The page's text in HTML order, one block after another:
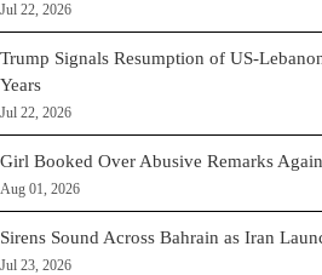
Jul 22, 2026
Trump Signals Resumption of US-
Years
Jul 22, 2026
Girl Booked Over Abusive Remarks
Aug 01, 2026
Sirens Sound Across Bahrain as Iran
Jul 23, 2026